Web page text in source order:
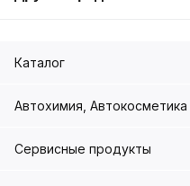
Каталог
Автохимия, Автокосметика
Сервисные продукты